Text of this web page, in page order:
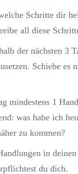
Schritte dir
all diese
der nächsten 3
Schiebe es
mindestens 1
was habe ich
zu kommen?
in
du dich.